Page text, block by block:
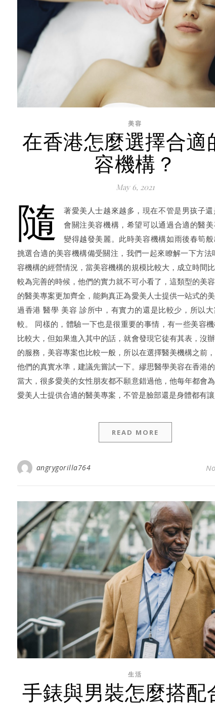
美容
在香港怎麼選擇合適
容機構？
May 6, 2021
隨
著愛美人士越來越多，現在不管是男孩子
會關注美容機構，希望可以通過合適的醫
變得越發美麗。此時美容機構如雨後春筍
挑選合適的美容機構備受關注，我們一起來瞭解一下方法
容機構的經營情況，當美容機構的規模比較大，成立時間
較為完善的時候，他們的實力就不可小看了，這類型的美
的醫美專案更加齊全，能夠真正為愛美人士提供一站式的
過香港 醫學 美容 診所中，有實力的還是比較少，所以
較。 同樣的，體驗一下也是很重要的事情，有一些美容
比較大，但如果進入其中的話，就會發現它徒有其表，沒
的服務，美容專案也比較一般，所以在選擇醫美機構之前
他們的真實水準，建議先嘗試一下。繆思醫學美容在香港
當大，很多愛美的女性朋友都不願意錯過他，他每年都會
愛美人士提供合適的醫美專案，不管是臉部還是身體都有讓
READ MORE
angrygorilla764
生活
手錶與男裝怎麼搭配